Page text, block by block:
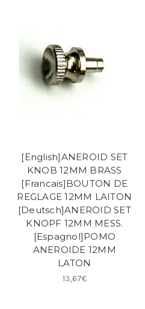
[English]ANEROID SET
KNOB 12MM BRASS
[Francais]BOUTON DE
REGLAGE 12MM LAITON
[Deutsch]ANEROID SET
KNOPF 12MM MESS.
[Espagnol]POMO
ANEROIDE 12MM
LATON
13,67€